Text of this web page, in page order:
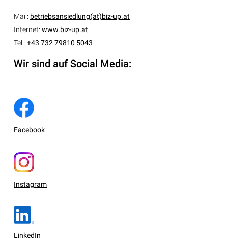
Mail: betriebsansiedlung(at)biz-up.at
Internet: www.biz-up.at
Tel.: +43 732 79810 5043
Wir sind auf Social Media:
Facebook
Instagram
LinkedIn